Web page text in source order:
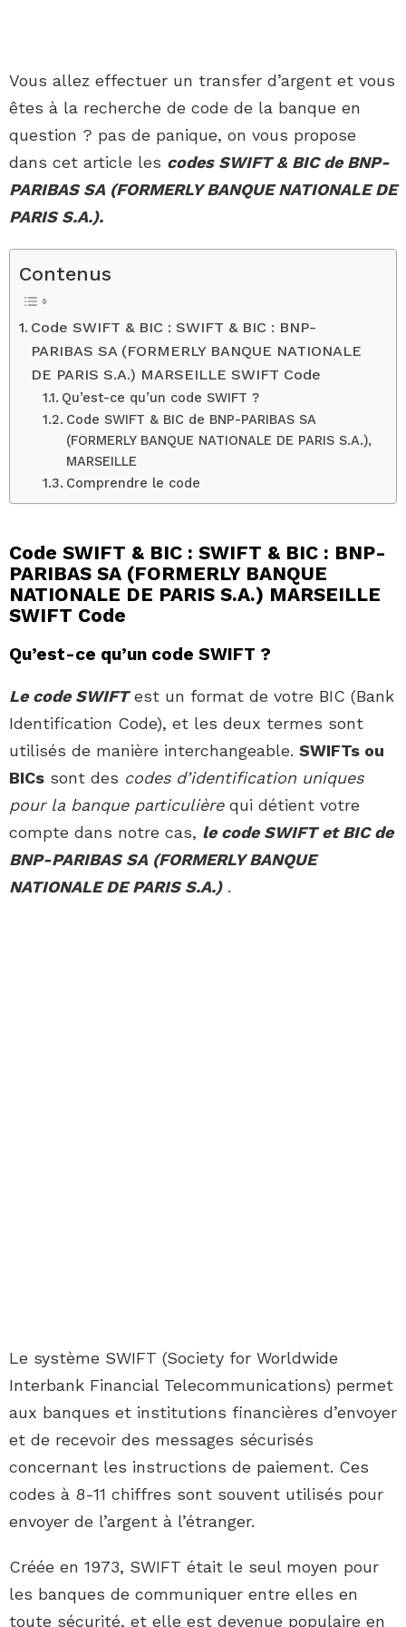
Vous allez effectuer un transfer d’argent et vous
êtes à la recherche de code de la banque en
question ? pas de panique, on vous propose
dans cet article les codes SWIFT & BIC de BNP-
PARIBAS SA (FORMERLY BANQUE NATIONALE DE
PARIS S.A.).
Contenus
Code SWIFT & BIC : SWIFT & BIC : BNP-
PARIBAS SA (FORMERLY BANQUE NATIONALE
DE PARIS S.A.) MARSEILLE SWIFT Code
Qu’est-ce qu’un code SWIFT ?
Code SWIFT & BIC de BNP-PARIBAS SA
(FORMERLY BANQUE NATIONALE DE PARIS S.A.),
MARSEILLE
Comprendre le code
Code SWIFT & BIC : SWIFT & BIC : BNP-
PARIBAS SA (FORMERLY BANQUE
NATIONALE DE PARIS S.A.) MARSEILLE
SWIFT Code
Qu’est-ce qu’un code SWIFT ?
Le code SWIFTest un format de votre BIC (Bank
Identification Code), et les deux termes sont
utilisés de manière interchangeable. SWIFTs ou
BICs sont des codes d’identification uniques
pour la banque particulière qui détient votre
compte dans notre cas, le code SWIFT et BIC de
BNP-PARIBAS SA (FORMERLY BANQUE
NATIONALE DE PARIS S.A.).
Le système SWIFT (Society for Worldwide
Interbank Financial Telecommunications) permet
aux banques et institutions financières d’envoyer
et de recevoir des messages sécurisés
concernant les instructions de paiement. Ces
codes à 8-11 chiffres sont souvent utilisés pour
envoyer de l’argent à l’étranger.
Créée en 1973, SWIFT était le seul moyen pour
les banques de communiquer entre elles en
toute sécurité, et elle est devenue populaire en